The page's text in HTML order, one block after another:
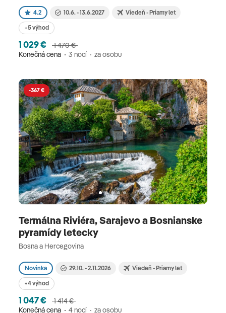
4.2 10.6. - 13.6.2027 Viedeň - Priamy let
+5 výhod
1 029 €
1 470 €
Konečná cena
3 nocí za osobu
-367 €
Termálna Riviéra, Sarajevo a Bosnianske
pyramídy letecky
Bosna a Hercegovina
Novinka 29.10. - 2.11.2026 Viedeň - Priamy let
+4 výhod
1 047 €
1 414 €
Konečná cena
4 nocí za osobu